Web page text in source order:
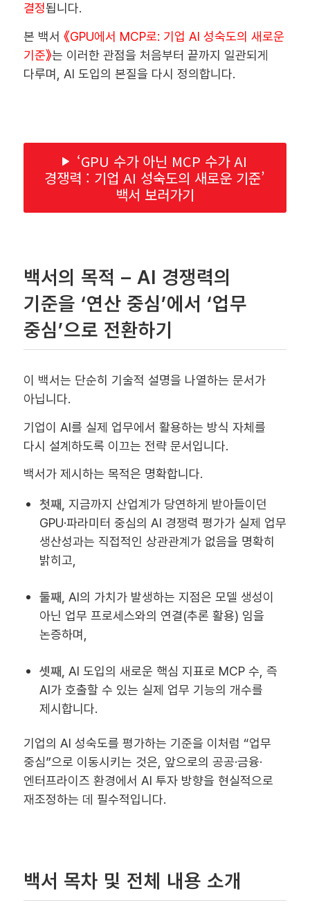
결정됩니다.
본 백서 《GPU에서 MCP로: 기업 AI 성숙도의 새로운
기준》는 이러한 관점을 처음부터 끝까지 일관되게
다루며, AI 도입의 본질을 다시 정의합니다.
‘GPU 수가 아닌 MCP 수가 AI
경쟁력 : 기업 AI 성숙도의 새로운 기준’
백서 보러가기
백서의 목적 – AI 경쟁력의
기준을 ‘연산 중심’에서 ‘업무
중심’으로 전환하기
이 백서는 단순히 기술적 설명을 나열하는 문서가
아닙니다.
기업이 AI를 실제 업무에서 활용하는 방식 자체를
다시 설계하도록 이끄는 전략 문서입니다.
백서가 제시하는 목적은 명확합니다.
첫째,
지금까지 산업계가 당연하게 받아들이던
GPU·파라미터 중심의 AI 경쟁력 평가가 실제 업무
생산성과는 직접적인 상관관계가 없음을 명확히
밝히고,
둘째,
AI의 가치가 발생하는 지점은 모델 생성이
아닌 업무 프로세스와의 연결(추론 활용) 임을
논증하며,
셋째, AI 도입의 새로운 핵심 지표로 MCP 수 , 즉
AI가 호출할 수 있는 실제 업무 기능의 개수를
제시합니다.
기업의 AI 성숙도를 평가하는 기준을 이처럼 “업무
중심”으로 이동시키는 것은, 앞으로의 공공·금융·
엔터프라이즈 환경에서 AI 투자 방향을 현실적으로
재조정하는 데 필수적입니다.
백서 목차 및 전체 내용 소개